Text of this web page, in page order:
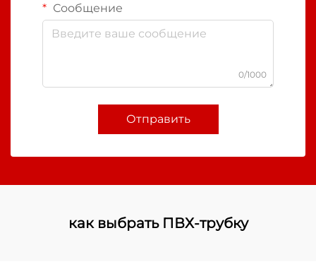
Сообщение
0/1000
Отправить
как выбрать ПВХ-трубку